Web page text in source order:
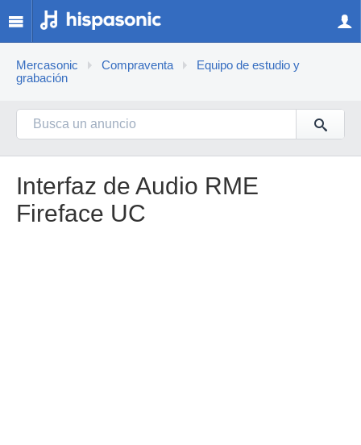
Mercasonic Compraventa
Equipo de estudio y
grabación
Interfaz de Audio RME
Fireface UC